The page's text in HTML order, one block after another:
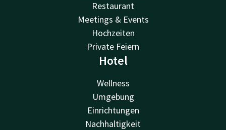
Restaurant
Meetings & Events
Hochzeiten
Private Feiern
Hotel
Wellness
Umgebung
Einrichtungen
Nachhaltigkeit